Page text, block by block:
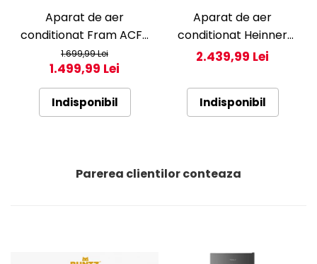
Aparat de aer
conditionat Fram ACF-
HS12KITWIFI++, 12000
BTU, Wifi, Kit instalare
inclus, Functie Sleep,
Clasa A++
1.699,99 Lei
1.499,99 Lei
Indisponibil
Aparat de aer
conditionat Heinner
Pearl 12000 BTU Wi-Fi,
Smart, functie
Follow/Avoid you, HAC-
2.439,99 Lei
Indisponibil
Parerea clientilor conteaza